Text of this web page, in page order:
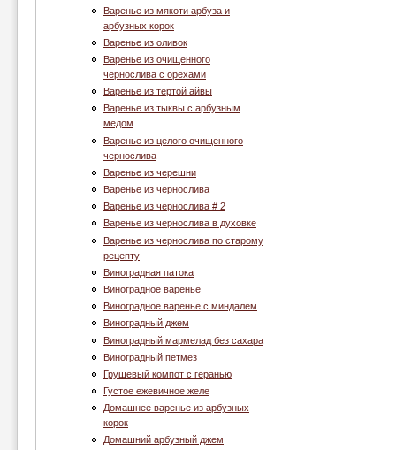
Варенье из мякоти арбуза и
арбузных корок
Варенье из оливок
Варенье из очищенного
чернослива с орехами
Варенье из тертой айвы
Варенье из тыквы с арбузным
медом
Варенье из целого очищенного
чернослива
Варенье из черешни
Варенье из чернослива
Варенье из чернослива # 2
Варенье из чернослива в духовке
Варенье из чернослива по старому
рецепту
Виноградная патока
Виноградное варенье
Виноградное варенье с миндалем
Виноградный джем
Виноградный мармелад без сахара
Виноградный петмез
Грушевый компот с геранью
Густое ежевичное желе
Домашнее варенье из арбузных
корок
Домашний арбузный джем